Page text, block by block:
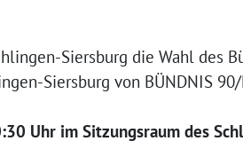
Siersburg die Wahl des
Siersburg von BÜNDNIS 90/
Uhr im Sitzungsraum des